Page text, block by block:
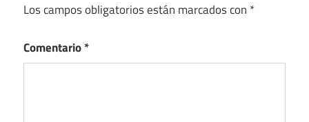
Los campos obligatorios están marcados con *
Comentario*